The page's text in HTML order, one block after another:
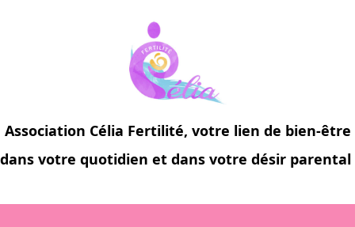
Association Célia Fertilité, votre lien de bien-être
dans votre quotidien et dans votre désir parental